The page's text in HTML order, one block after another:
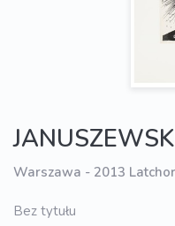
Warszawa - 2013
Bez tytułu